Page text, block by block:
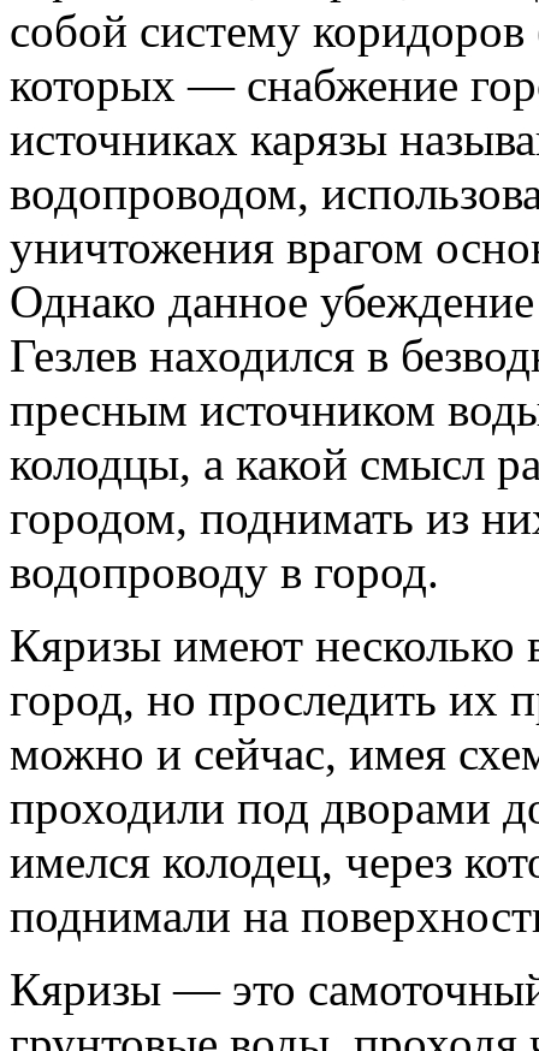
собой систему
которых — снабжение
источниках карязы
водопроводом,
уничтожения врагом
Однако данное
Гезлев находился в
пресным источником
колодцы, а какой смысл
городом, поднимать из
водопроводу в город.
Кяризы имеют несколько
город, но проследить их
можно и сейчас, имея
проходили под дворами
имелся колодец, через
поднимали на
Кяризы — это